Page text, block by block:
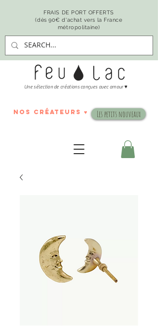
Une sélection de créations conçues avec amour♥
FRAIS DE PORT OFFERTS
(dès 90€ d'achat vers la France
métropolitaine)
nos créateurs ♥ Les petits nouveaux